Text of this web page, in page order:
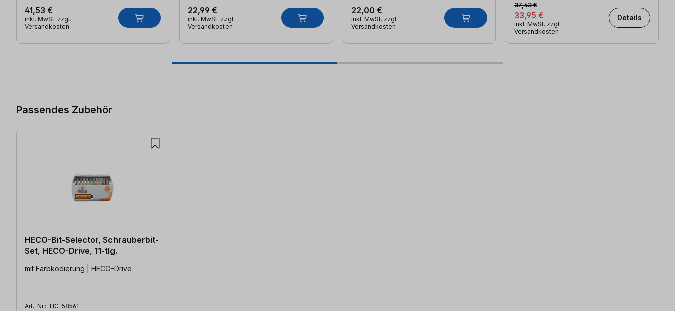
41,53 €
inkl. MwSt. zzgl.
Versandkosten
22,99 €
inkl. MwSt. zzgl.
Versandkosten
22,00 €
inkl. MwSt. zzgl.
Versandkosten
33,95 €
37,43 €
inkl. MwSt. zzgl.
Versandkosten
Details
Passendes Zubehör
HECO-Bit-Selector, Schrauberbit-
Set, HECO-Drive, 11-tlg.
mit Farbkodierung | HECO-Drive
Art.-Nr.: HC-58561